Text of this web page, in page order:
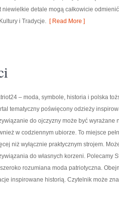
detale mogą całkowicie
i Tradycje. [ Read More ]
– moda, symbole, historia i polska
tematyczny poświęcony odzieży
do ojczyzny może być wyrażane
w codziennym ubiorze. To miejsce
niż wyłącznie praktycznym strojem.
do własnych korzeni. Polecamy
rozumiana moda patriotyczna.
inspirowane historią. Czytelnik może